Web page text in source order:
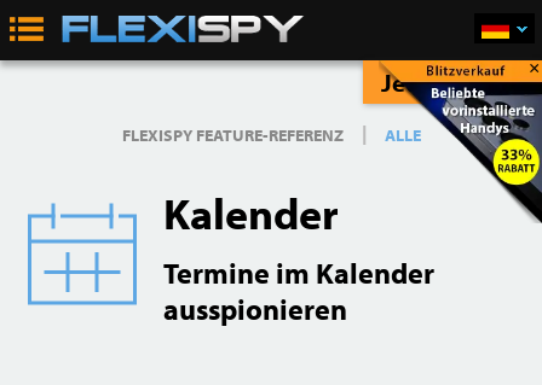
Jetzt Kaufen ×
FLEXISPY FEATURE-REFERENZ | ALLE
Kalender
Termine im Kalender
ausspionieren